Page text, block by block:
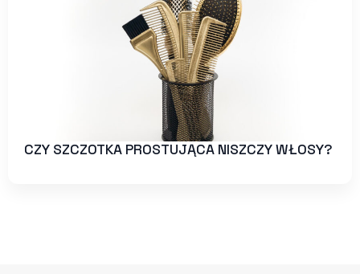
CZY SZCZOTKA PROSTUJĄCA NISZCZY WŁOSY?